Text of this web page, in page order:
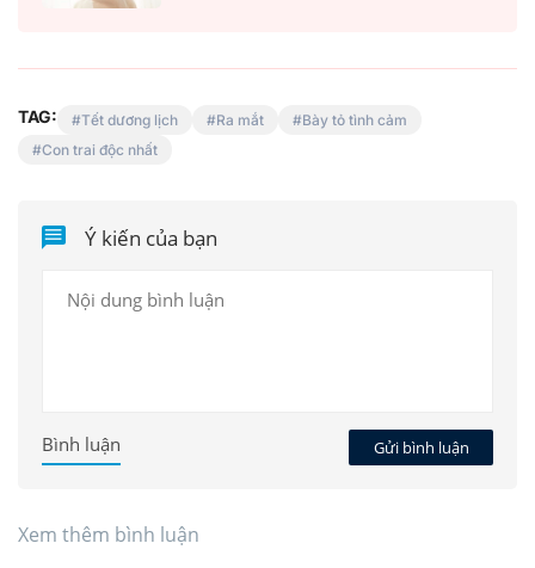
TAG: Tết dương lịch Ra mắt
Bày tỏ tình cảm
Con trai độc nhất
Ý kiến của bạn
Gửi bình luận
Bình luận
Xem thêm bình luận